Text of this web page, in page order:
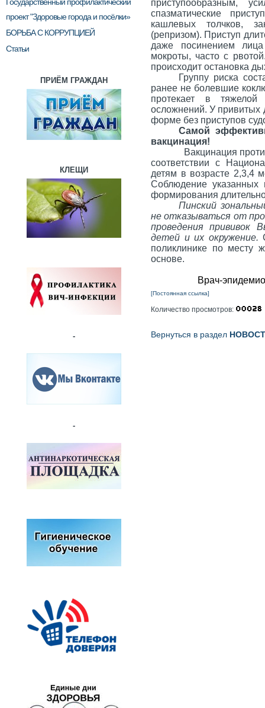
проект "Здоровые города и посёлки»
БОРЬБА С КОРРУПЦИЕЙ
Статьи
ПРИЁМ ГРАЖДАН
КЛЕЩИ
-
-
приступообразным,
спазматические
кашлевых толчков,
(репризом). Приступ
даже посинением
мокроты, часто с
происходит остановка
Группу риска
ранее не болевшие
протекает в
осложнений. У привитых
форме без приступов
Самой
вакцинация!
Вакцинация против
соответствии с
детям в возрасте 2,3,4
Соблюдение указанных
формирования
Пинский
не отказываться от
проведения прививок
детей и их окружение.
поликлинике по месту
основе.
Врач-
[Постоянная ссылка]
Количество просмотров:
Вернуться в раздел